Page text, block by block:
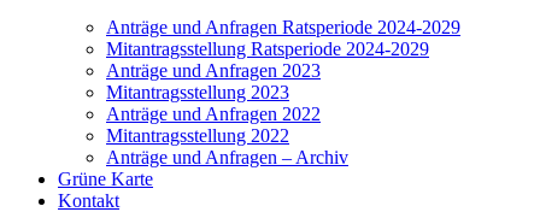
Anträge und Anfragen Ratsperiode 2024-2029
Mitantragsstellung Ratsperiode 2024-2029
Anträge und Anfragen 2023
Mitantragsstellung 2023
Anträge und Anfragen 2022
Mitantragsstellung 2022
Anträge und Anfragen – Archiv
Grüne Karte
Kontakt